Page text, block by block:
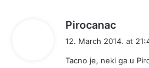
Pirocanac
s
12. March 2014. at
Tacno je, neki ga u